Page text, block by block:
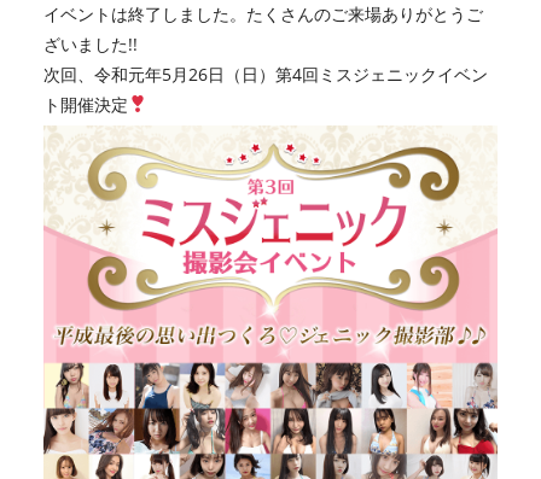
イベントは終了しました。たくさんのご来場ありがとうご
ざいました!!
次回、令和元年5月26日（日）第4回ミスジェニックイベン
ト開催決定